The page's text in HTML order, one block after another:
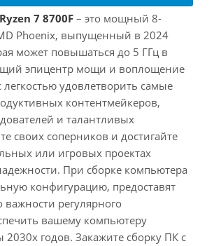
7 8700F– это мощный 8-
Phoenix, выпущенный в 2024
может повышаться до 5 ГГц в
эпицентр мощи и воплощение
удовлетворить самые
контентмейкеров,
и талантливых
своих соперников и достигайте
или игровых проектах
При сборке компьютера
конфигурацию, предоставят
регулярного
вашему компьютеру
годов. Закажите сборку ПК с